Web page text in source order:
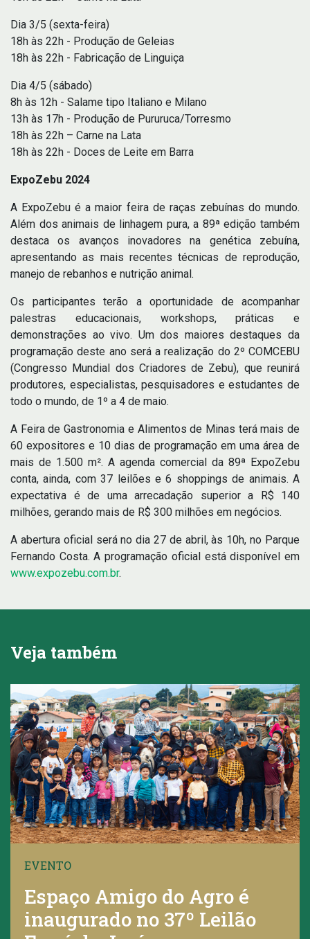
Dia 3/5 (sexta-feira)
18h às 22h - Produção de Geleias
18h às 22h - Fabricação de Linguiça
Dia 4/5 (sábado)
8h às 12h - Salame tipo Italiano e Milano
13h às 17h - Produção de Pururuca/Torresmo
18h às 22h – Carne na Lata
18h às 22h - Doces de Leite em Barra
ExpoZebu 2024
A ExpoZebu é a maior feira de raças zebuínas do mundo.
Além dos animais de linhagem pura, a 89ª edição também
destaca os avanços inovadores na genética zebuína,
apresentando as mais recentes técnicas de reprodução,
manejo de rebanhos e nutrição animal.
Os participantes terão a oportunidade de acompanhar
palestras educacionais, workshops, práticas e
demonstrações ao vivo. Um dos maiores destaques da
programação deste ano será a realização do 2º COMCEBU
(Congresso Mundial dos Criadores de Zebu), que reunirá
produtores, especialistas, pesquisadores e estudantes de
todo o mundo, de 1º a 4 de maio.
A Feira de Gastronomia e Alimentos de Minas terá mais de
60 expositores e 10 dias de programação em uma área de
mais de 1.500 m². A agenda comercial da 89ª ExpoZebu
conta, ainda, com 37 leilões e 6 shoppings de animais. A
expectativa é de uma arrecadação superior a R$ 140
milhões, gerando mais de R$ 300 milhões em negócios.
A abertura oficial será no dia 27 de abril, às 10h, no Parque
Fernando Costa. A programação oficial está disponível em
www.expozebu.com.br.
Veja também
EVENTO
Espaço Amigo do Agro é
inaugurado no 37º Leilão